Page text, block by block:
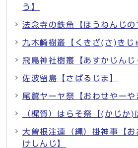
う】
法念寺の鉄魚【ほうねんじの
九木崎樹叢【くきざ(さ)きじ
飛鳥神社樹叢【あすかじんじ
佐波留島【さばるじま】
尾鷲ヤーヤ祭【おわせやーや
（梶賀）はらそ祭【(かじか)
大曽根注連（縄）掛神事【お
けしんじ】